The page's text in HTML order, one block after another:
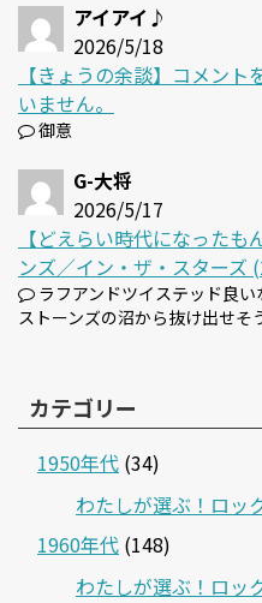
アイアイ♪
2026/5/18
【きょうの余談】コメン
いません。
御意
G-大将
2026/5/17
【どえらい時代になった
ンズ／イン・ザ・スターズ
ラフアンドツイステッド良
ストーンズの沼から抜け出せそ
カテゴリー
1950年代 (34)
わたしが選ぶ！ロッ
1960年代 (148)
わたしが選ぶ！ロッ